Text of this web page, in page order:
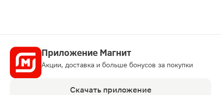
Приложение Магнит
Акции, доставка и больше бонусов за покупки
Скачать приложение